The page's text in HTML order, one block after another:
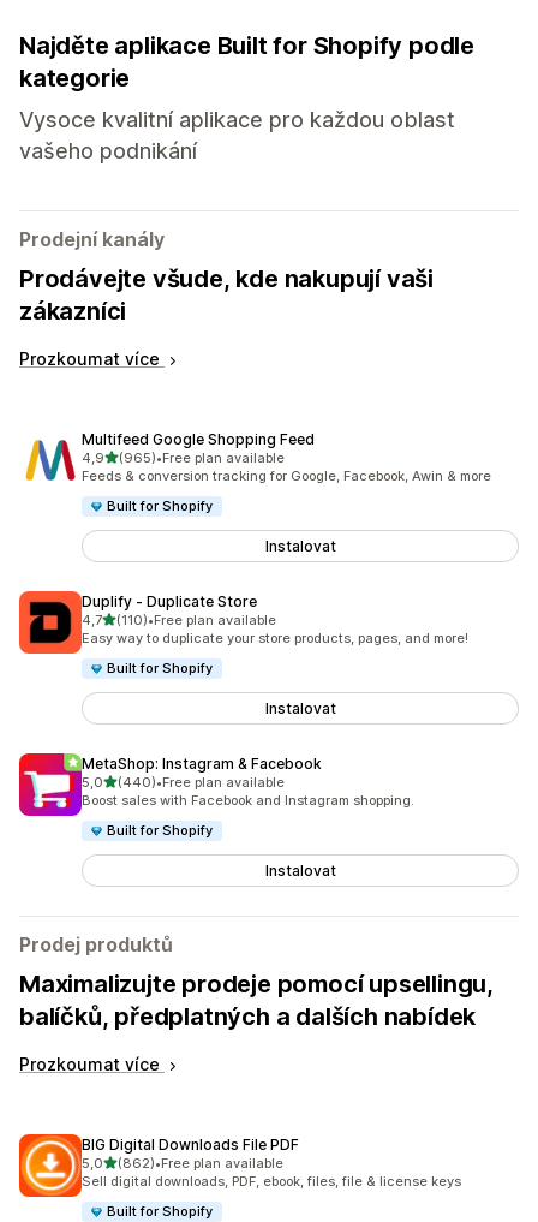
Najděte aplikace Built for Shopify podle
kategorie
Vysoce kvalitní aplikace pro každou oblast
vašeho podnikání
Prodejní kanály
Prodávejte všude, kde nakupují vaši
zákazníci
Prozkoumat více
Multifeed Google Shopping Feed
4,9z 5 hvězd
(965)
Celkový počet recenzí: 965
•Free plan available
Feeds & conversion tracking for Google, Facebook, Awin & more
Built for Shopify
Instalovat
Duplify ‑ Duplicate Store
4,7z 5 hvězd
(110)
Celkový počet recenzí: 110
•Free plan available
Easy way to duplicate your store products, pages, and more!
Built for Shopify
Instalovat
MetaShop: Instagram & Facebook
5,0z 5 hvězd
(440)
Celkový počet recenzí: 440
•Free plan available
Boost sales with Facebook and Instagram shopping.
Built for Shopify
Instalovat
Prodej produktů
Maximalizujte prodeje pomocí upsellingu,
balíčků, předplatných a dalších nabídek
Prozkoumat více
BIG Digital Downloads File PDF
5,0z 5 hvězd
(862)
Celkový počet recenzí: 862
•Free plan available
Sell digital downloads, PDF, ebook, files, file & license keys
Built for Shopify